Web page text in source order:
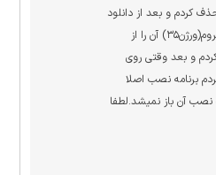
کردم و بعد از دانلود
نسخه جدید گوگل کروم(ورژن۳۵) آن را از
و بعد وقتی روی
برنامه نصب اصلا
نصب آن باز نمیشد.لطفا